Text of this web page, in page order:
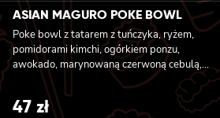
ASIAN MAGURO POKE BOWL
Poke bowl z tatarem z tuńczyka, ryżem,
pomidorami kimchi, ogórkiem ponzu,
awokado, marynowaną czerwoną cebulą,
fasolką edamame, grzybami mun z sezamem,
kolendrą i orzechami nerkowca
47 zł